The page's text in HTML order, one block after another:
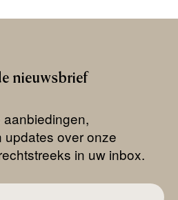
nieuwsbrief
updates over onze
in uw inbox.